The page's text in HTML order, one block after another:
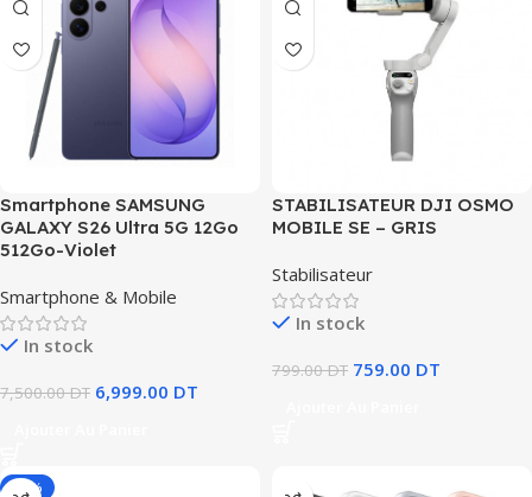
Smartphone SAMSUNG
GALAXY S26 Ultra 5G 12Go
512Go-Violet
Smartphone & Mobile
In stock
7,500.00DT 6,999.00 DT
STABILISATEUR DJI OSMO
MOBILE SE – GRIS
Stabilisateur
In stock
799.00DT 759.00 DT
-14%